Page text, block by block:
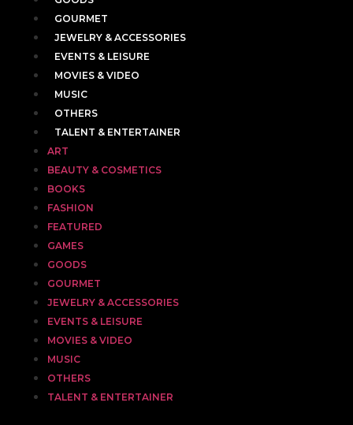
GOURMET
JEWELRY & ACCESSORIES
EVENTS & LEISURE
MOVIES & VIDEO
MUSIC
OTHERS
TALENT & ENTERTAINER
ART
BEAUTY & COSMETICS
BOOKS
FASHION
FEATURED
GAMES
GOODS
GOURMET
JEWELRY & ACCESSORIES
EVENTS & LEISURE
MOVIES & VIDEO
MUSIC
OTHERS
TALENT & ENTERTAINER